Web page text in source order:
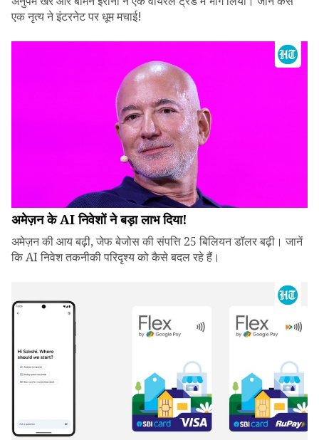
एक नृत्य ने इंटरनेट पर धूम मचाई!
अमेज़न के AI निवेशों ने बड़ा लाभ दिया!
अमेज़न की आय बढ़ी, जेफ बेजोस की संपत्ति 25 बिलियन डॉलर बढ़ी। जानें
कि AI निवेश तकनीकी परिदृश्य को कैसे बदल रहे हैं।